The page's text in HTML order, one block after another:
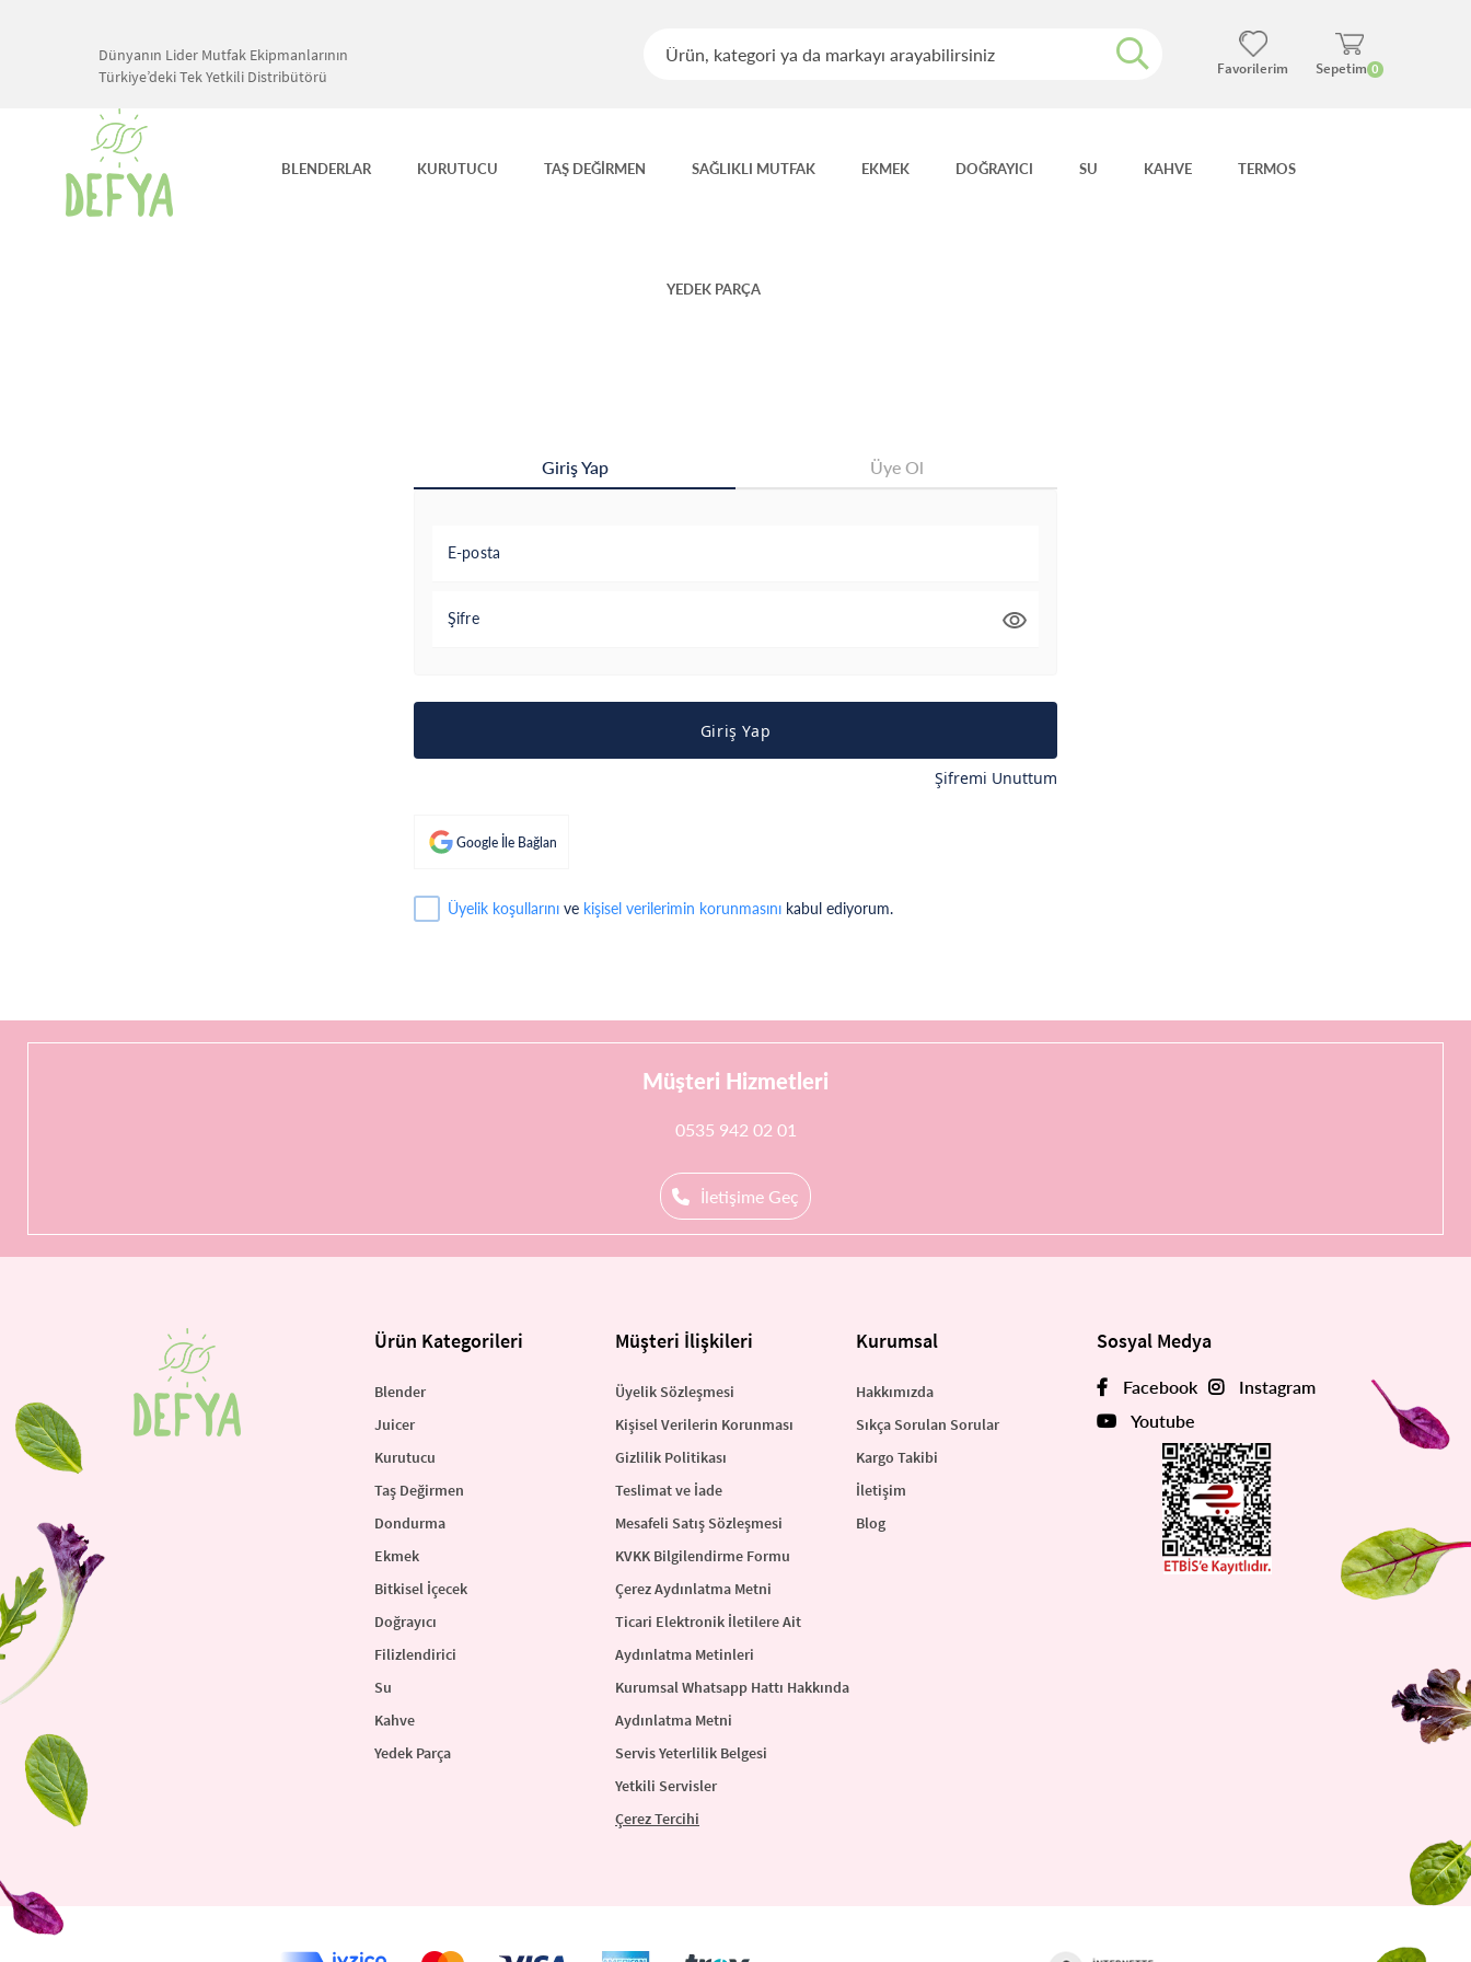
Dünyanın Lider Mutfak Ekipmanlarının
Türkiye’deki Tek Yetkili Distribütörü
Sepetim 0
Favorilerim
BLENDERLAR KURUTUCU TAŞ DEĞİRMEN SAĞLIKLI MUTFAK EKMEK DOĞRAYICI SU KAHVE TERMOS
YEDEK PARÇA
Giriş Yap Üye Ol
E-posta
Şifre
Giriş Yap
Şifremi Unuttum
Google İle Bağlan
Üyelik koşullarını ve kişisel verilerimin korunmasını kabul ediyorum.
Müşteri Hizmetleri
0535 942 02 01
İletişime Geç
Ürün Kategorileri
Blender
Juicer
Kurutucu
Taş Değirmen
Dondurma
Ekmek
Bitkisel İçecek
Doğrayıcı
Filizlendirici
Su
Kahve
Yedek Parça
Müşteri İlişkileri
Üyelik Sözleşmesi
Kişisel Verilerin Korunması
Gizlilik Politikası
Teslimat ve İade
Mesafeli Satış Sözleşmesi
KVKK Bilgilendirme Formu
Çerez Aydınlatma Metni
Ticari Elektronik İletilere Ait
Aydınlatma Metinleri
Kurumsal Whatsapp Hattı Hakkında
Aydınlatma Metni
Servis Yeterlilik Belgesi
Yetkili Servisler
Çerez Tercihi
Kurumsal
Hakkımızda
Sıkça Sorulan Sorular
Kargo Takibi
İletişim
Blog
Sosyal Medya
Facebook
Instagram
Youtube